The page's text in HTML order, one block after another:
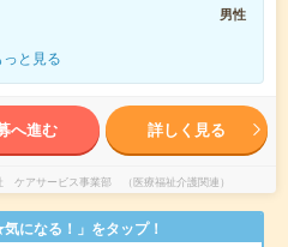
男性
っと見る
へ進む 詳しく見る
ケアサービス事業部 （医療福祉介護関連）
になる！」をタップ！